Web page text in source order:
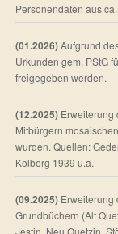
Personendaten aus
(01.2026)Aufgrund
Urkunden gem. PStG
freigegeben werden.
(12.2025) Erweiterung
Mitbürgern
wurden. Quellen:
Kolberg 1939 u.a.
(09.2025) Erweiterung
Grundbüchern (Alt
Jestin, Neu Quetzin,